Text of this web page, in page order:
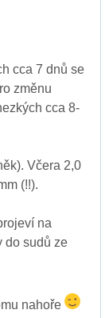
cca 7 dnů se
změnu
cca 8-
Včera 2,0
(!!).
na
do sudů ze
nahoře